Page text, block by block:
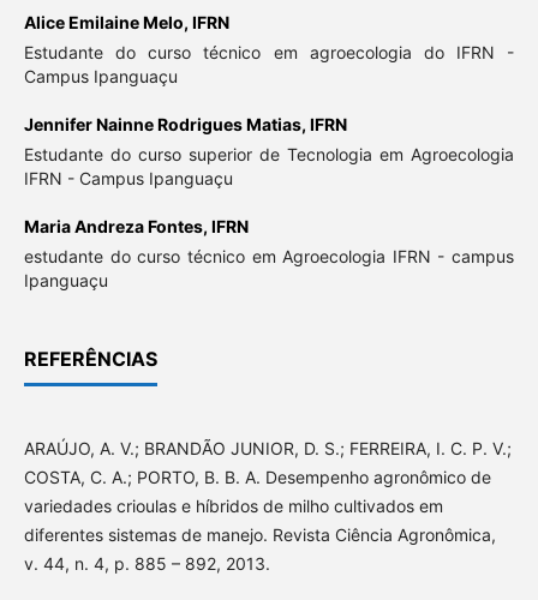
Alice Emilaine Melo, IFRN
Estudante do curso técnico em agroecologia do IFRN -
Campus Ipanguaçu
Jennifer Nainne Rodrigues Matias, IFRN
Estudante do curso superior de Tecnologia em Agroecologia
IFRN - Campus Ipanguaçu
Maria Andreza Fontes, IFRN
estudante do curso técnico em Agroecologia IFRN - campus
Ipanguaçu
REFERÊNCIAS
ARAÚJO, A. V.; BRANDÃO JUNIOR, D. S.; FERREIRA, I. C. P. V.;
COSTA, C. A.; PORTO, B. B. A. Desempenho agronômico de
variedades crioulas e híbridos de milho cultivados em
diferentes sistemas de manejo. Revista Ciência Agronômica,
v. 44, n. 4, p. 885 – 892, 2013.